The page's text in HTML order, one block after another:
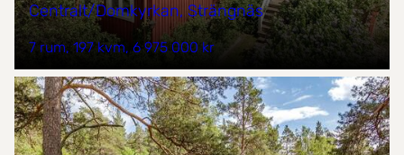
Centralt/Domkyrkan, Strängnäs
7 rum 197 kvm 6 975 000 kr